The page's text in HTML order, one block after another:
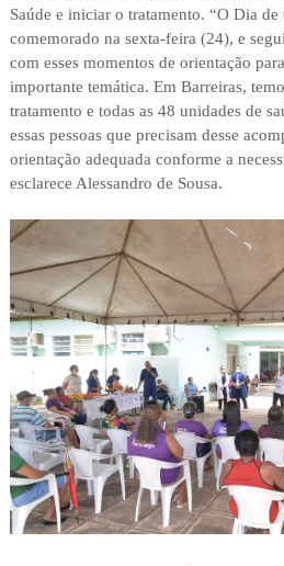
Saúde e iniciar o tratamento. “O Dia
comemorado na sexta-feira (24), e
com esses momentos de orientação
importante temática. Em Barreiras,
tratamento e todas as 48 unidades de
essas pessoas que precisam desse
orientação adequada conforme a
esclarece Alessandro de Sousa.